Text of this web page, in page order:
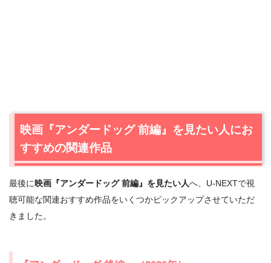
映画『アンダードッグ 前編』を見たい人にお
すすめの関連作品
最後に映画『アンダードッグ 前編』を見たい人へ、U-NEXTで視
聴可能な関連おすすめ作品をいくつかピックアップさせていただ
きました。